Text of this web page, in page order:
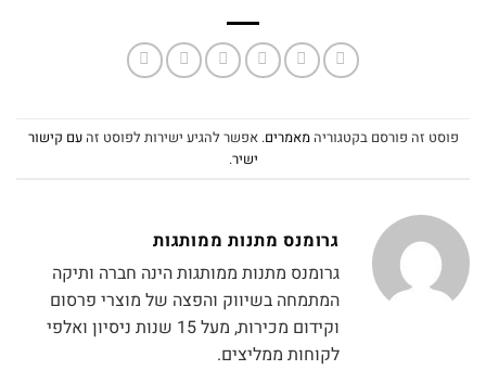
פוסט זה פורסם בקטגוריהמאמרים. אפשר להגיע ישירות לפוסט זהעם קישור
ישיר.
גרומנס מתנות ממותגות
גרומנס מתנות ממותגות הינה חברה ותיקה
המתמחה בשיווק והפצה של מוצרי פרסום
וקידום מכירות, מעל 15 שנות ניסיון ואלפי
לקוחות ממליצים.